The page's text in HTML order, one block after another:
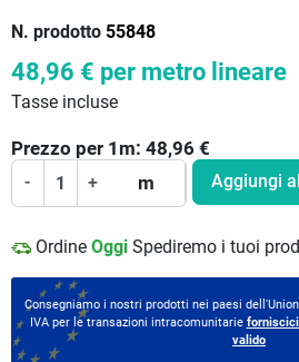
N. prodotto 55848
48,96 € per metro lineare
Tasse incluse
Prezzo per 1 m: 48,96 €
- + m Aggiungi
Ordine Oggi Spediremo i tuoi
Consegniamo i nostri prodotti nei paesi
IVA per le transazioni intracomunitarie forniscici
valido